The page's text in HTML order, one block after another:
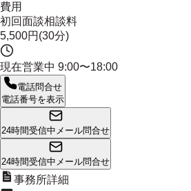
費用
初回面談相談料
5,500円(30分)
現在営業中 9:00〜18:00
電話問合せ
電話番号を表示
24時間受信中 メール問合せ
24時間受信中 メール問合せ
事務所詳細